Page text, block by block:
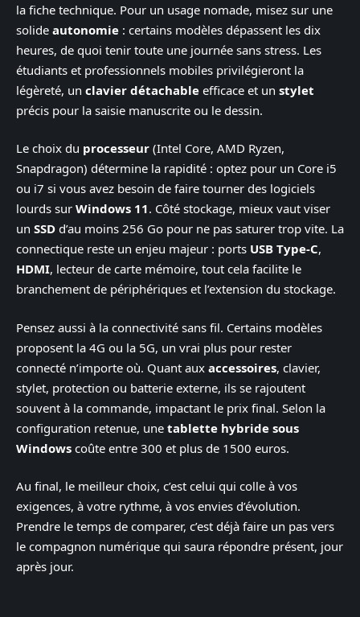
la fiche technique. Pour un usage nomade, misez sur une
solide autonomie : certains modèles dépassent les dix
heures, de quoi tenir toute une journée sans stress. Les
étudiants et professionnels mobiles privilégieront la
légèreté, un clavier détachable efficace et un stylet
précis pour la saisie manuscrite ou le dessin.
Le choix du processeur (Intel Core, AMD Ryzen,
Snapdragon) détermine la rapidité : optez pour un Core i5
ou i7 si vous avez besoin de faire tourner des logiciels
lourds sur Windows 11. Côté stockage, mieux vaut viser
un SSD d’au moins 256 Go pour ne pas saturer trop vite. La
connectique reste un enjeu majeur : ports USB Type-C,
HDMI, lecteur de carte mémoire, tout cela facilite le
branchement de périphériques et l’extension du stockage.
Pensez aussi à la connectivité sans fil. Certains modèles
proposent la 4G ou la 5G, un vrai plus pour rester
connecté n’importe où. Quant aux accessoires, clavier,
stylet, protection ou batterie externe, ils se rajoutent
souvent à la commande, impactant le prix final. Selon la
configuration retenue, une tablette hybride sous
Windows coûte entre 300 et plus de 1500 euros.
Au final, le meilleur choix, c’est celui qui colle à vos
exigences, à votre rythme, à vos envies d’évolution.
Prendre le temps de comparer, c’est déjà faire un pas vers
le compagnon numérique qui saura répondre présent, jour
après jour.